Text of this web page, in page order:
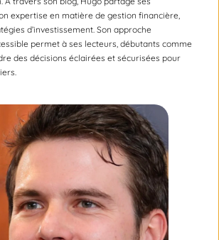
expertise en matière de gestion financière,
d’investissement. Son approche
permet à ses lecteurs, débutants comme
des décisions éclairées et sécurisées pour